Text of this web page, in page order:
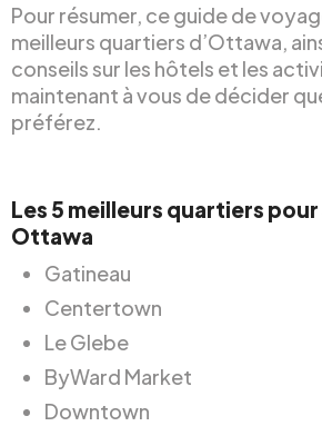
Pour résumer, ce guide de
meilleurs quartiers d’Ottawa,
conseils sur les hôtels et les
maintenant à vous de décider
préférez.
Les 5 meilleurs quartiers pour
Ottawa
Gatineau
Centertown
Le Glebe
ByWard Market
Downtown